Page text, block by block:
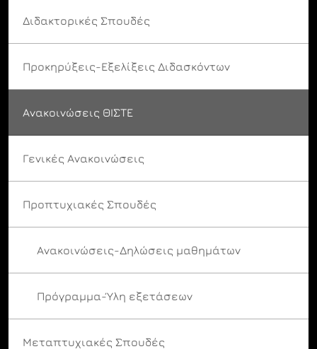
Διδακτορικές Σπουδές
Προκηρύξεις-Εξελίξεις Διδασκόντων
Ανακοινώσεις ΘΙΣΤΕ
Γενικές Ανακοινώσεις
Προπτυχιακές Σπουδές
Ανακοινώσεις-Δηλώσεις μαθημάτων
Πρόγραμμα-Ύλη εξετάσεων
Μεταπτυχιακές Σπουδές